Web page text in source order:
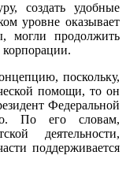
создать удобные
уровне оказывает
могли продолжить
корпорации.
поскольку,
помощи, то он
Федеральной
По его словам,
деятельности,
поддерживается